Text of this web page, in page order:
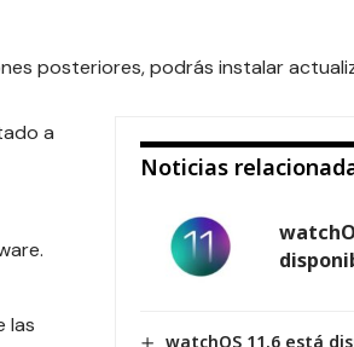
posteriores, podrás instalar
Noticias
watchOS 11.6 está
a
las